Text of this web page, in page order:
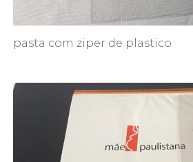
pasta com ziper de plastico